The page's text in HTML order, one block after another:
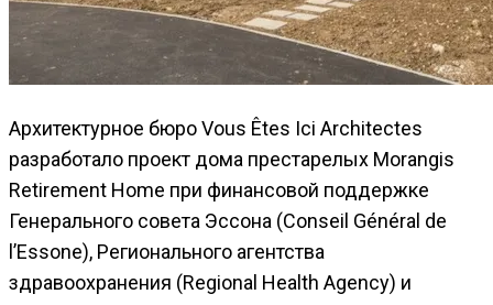
Архитектурное бюро Vous Êtes Ici Architectes
разработало проект дома престарелых Morangis
Retirement Home при финансовой поддержке
Генерального совета Эссона (Conseil Général de
l’Essone), Регионального агентства
здравоохранения (Regional Health Agency) и